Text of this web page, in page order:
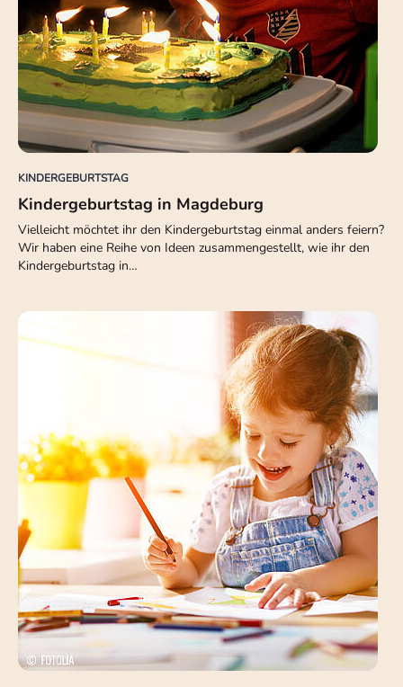
KINDERGEBURTSTAG
Kindergeburtstag in Magdeburg
Vielleicht möchtet ihr den Kindergeburtstag einmal anders feiern?
Wir haben eine Reihe von Ideen zusammengestellt, wie ihr den
Kindergeburtstag in…